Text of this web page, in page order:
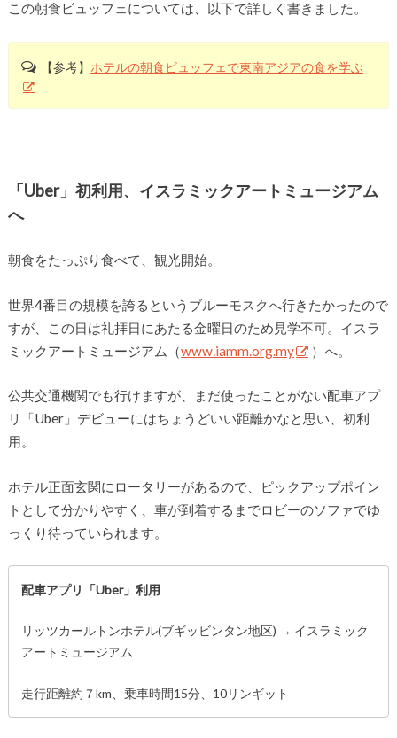
この朝食ビュッフェについては、以下で詳しく書きました。
【参考】 ホテルの朝食ビュッフェで東南アジアの食を学ぶ
「Uber」初利用、イスラミックアートミュージアム
へ
朝食をたっぷり食べて、観光開始。
世界4番目の規模を誇るというブルーモスクへ行きたかったので
すが、この日は礼拝日にあたる金曜日のため見学不可。イスラ
ミックアートミュージアム（www.iamm.org.my ）へ。
公共交通機関でも行けますが、まだ使ったことがない配車アプ
リ「Uber」デビューにはちょうどいい距離かなと思い、初利
用。
ホテル正面玄関にロータリーがあるので、ピックアップポイン
トとして分かりやすく、車が到着するまでロビーのソファでゆ
っくり待っていられます。
配車アプリ「Uber」利用
リッツカールトンホテル(ブギッビンタン地区) → イスラミック
アートミュージアム
走行距離約７km、乗車時間15分、10リンギット